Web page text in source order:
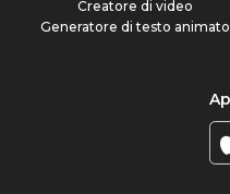
Creatore di video
Generatore di testo animato